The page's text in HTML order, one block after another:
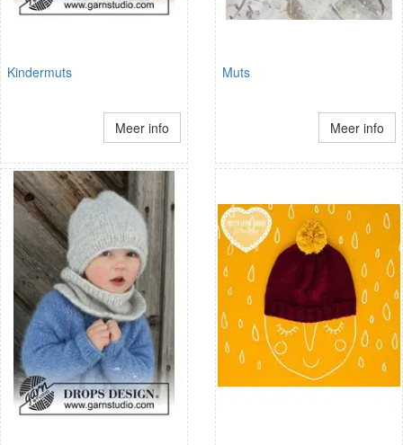
Kindermuts
Meer info
Muts
Meer info